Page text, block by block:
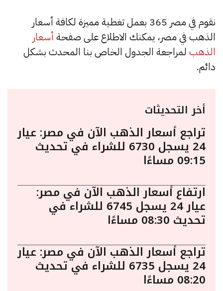
نقوم في مصر 365 بعمل تغطية مميزة لكافة أسعار
الذهب في مصر، يمكنك الاطلاع على صفحة أسعار
الذهب لمراجعة الجدول الخاص بنا المحدث بشكل
دائم.
أخر التحديثات
تراجع أسعار الذهب الآن في مصر: عيار
24 يسجل 6730 للشراء في تحديث
09:15 مساءًا
ارتفاع أسعار الذهب الآن في مصر:
عيار 24 يسجل 6745 للشراء في
تحديث 08:30 مساءًا
تراجع أسعار الذهب الآن في مصر: عيار
24 يسجل 6735 للشراء في تحديث
08:20 مساءًا